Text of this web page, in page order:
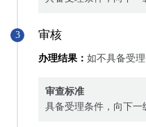
3 审核
办理结果： 如不具备受
审查标准
具备受理条件，向下一